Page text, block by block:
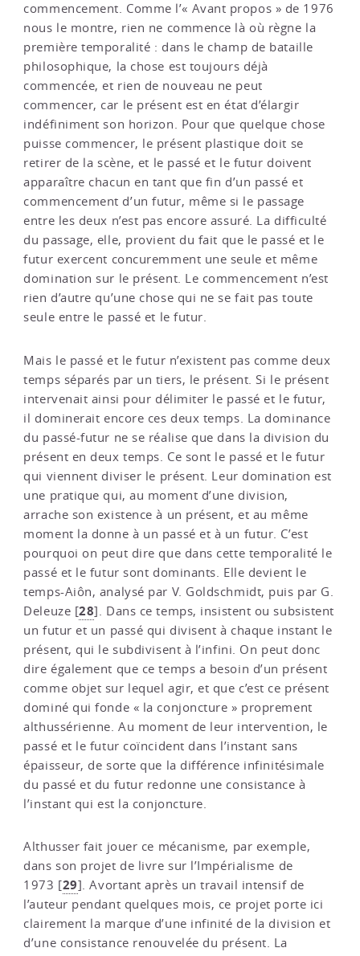
commencement. Comme l’« Avant propos » de 1976
nous le montre, rien ne commence là où règne la
première temporalité : dans le champ de bataille
philosophique, la chose est toujours déjà
commencée, et rien de nouveau ne peut
commencer, car le présent est en état d’élargir
indéfiniment son horizon. Pour que quelque chose
puisse commencer, le présent plastique doit se
retirer de la scène, et le passé et le futur doivent
apparaître chacun en tant que fin d’un passé et
commencement d’un futur, même si le passage
entre les deux n’est pas encore assuré. La difficulté
du passage, elle, provient du fait que le passé et le
futur exercent concuremment une seule et même
domination sur le présent. Le commencement n’est
rien d’autre qu’une chose qui ne se fait pas toute
seule entre le passé et le futur.
Mais le passé et le futur n’existent pas comme deux
temps séparés par un tiers, le présent. Si le présent
intervenait ainsi pour délimiter le passé et le futur,
il dominerait encore ces deux temps. La dominance
du passé-futur ne se réalise que dans la division du
présent en deux temps. Ce sont le passé et le futur
qui viennent diviser le présent. Leur domination est
une pratique qui, au moment d’une division,
arrache son existence à un présent, et au même
moment la donne à un passé et à un futur. C’est
pourquoi on peut dire que dans cette temporalité le
passé et le futur sont dominants. Elle devient le
temps-Aiôn, analysé par V. Goldschmidt, puis par G.
Deleuze [28]
. Dans ce temps, insistent ou subsistent
un futur et un passé qui divisent à chaque instant le
présent, qui le subdivisent à l’infini. On peut donc
dire également que ce temps a besoin d’un présent
comme objet sur lequel agir, et que c’est ce présent
dominé qui fonde « la conjoncture » proprement
althussérienne. Au moment de leur intervention, le
passé et le futur coïncident dans l’instant sans
épaisseur, de sorte que la différence infinitésimale
du passé et du futur redonne une consistance à
l’instant qui est la conjoncture.
Althusser fait jouer ce mécanisme, par exemple,
dans son projet de livre sur l’Impérialisme de
1973 [29]. Avortant après un travail intensif de
l’auteur pendant quelques mois, ce projet porte ici
clairement la marque d’une infinité de la division et
d’une consistance renouvelée du présent. La